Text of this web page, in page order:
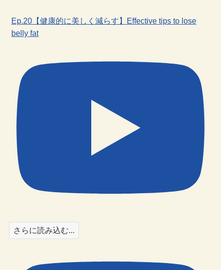
Ep.20【健康的に美しく減らす】Effective tips to lose
belly fat
さらに読み込む...